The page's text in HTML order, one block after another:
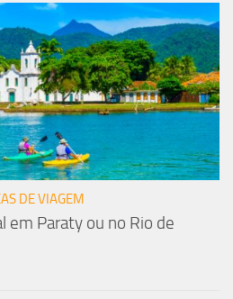
DE VIAGEM
em Paraty ou no Rio de